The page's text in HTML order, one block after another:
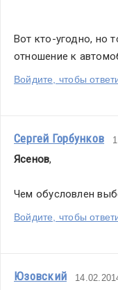
Вот кто-угодно, но
отношение к
Войдите, чтобы
Сергей Горбунков
Ясенов,
Чем обусловлен
Войдите, чтобы
Юзовский